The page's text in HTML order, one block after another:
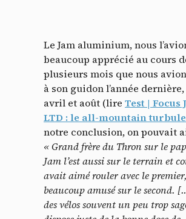
Le Jam aluminium, nous
beaucoup apprécié au cours
plusieurs mois que nous
à son guidon l’année
avril et août (lire Test | Focus
LTD : le all-mountain
notre conclusion, on pouvait
« Grand frère du Thron sur le
Jam l’est aussi sur le terrain et
avait aimé rouler avec le premier,
beaucoup amusé sur le second.
des vélos souvent un peu trop